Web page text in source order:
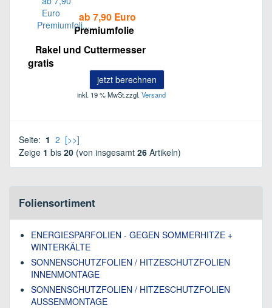
ab 7,90 Euro
Premiumfolie
Rakel und Cuttermesser
gratis
jetzt berechnen
inkl. 19 % MwSt.zzgl.Versand
Seite: 1 2 [>>]
Zeige 1 bis 20 (von insgesamt 26 Artikeln)
Foliensortiment
ENERGIESPARFOLIEN - GEGEN SOMMERHITZE +
WINTERKÄLTE
SONNENSCHUTZFOLIEN / HITZESCHUTZFOLIEN
INNENMONTAGE
SONNENSCHUTZFOLIEN / HITZESCHUTZFOLIEN
AUSSENMONTAGE